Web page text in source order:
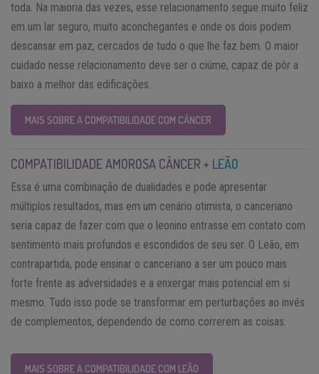
toda. Na maioria das vezes, esse relacionamento segue muito feliz
em um lar seguro, muito aconchegantes e onde os dois podem
descansar em paz, cercados de tudo o que lhe faz bem. O maior
cuidado nesse relacionamento deve ser o ciúme, capaz de pôr a
baixo a melhor das edificações.
MAIS SOBRE A COMPATIBILIDADE COM CÂNCER
COMPATIBILIDADE AMOROSA CÂNCER + LEÃO
Essa é uma combinação de dualidades e pode apresentar
múltiplos resultados, mas em um cenário otimista, o canceriano
seria capaz de fazer com que o leonino entrasse em contato com
sentimento mais profundos e escondidos de seu ser. O Leão, em
contrapartida, pode ensinar o canceriano a ser um pouco mais
forte frente as adversidades e a enxergar mais potencial em si
mesmo. Tudo isso pode se transformar em perturbações ao invés
de complementos, dependendo de como correrem as coisas.
MAIS SOBRE A COMPATIBILIDADE COM LEÃO